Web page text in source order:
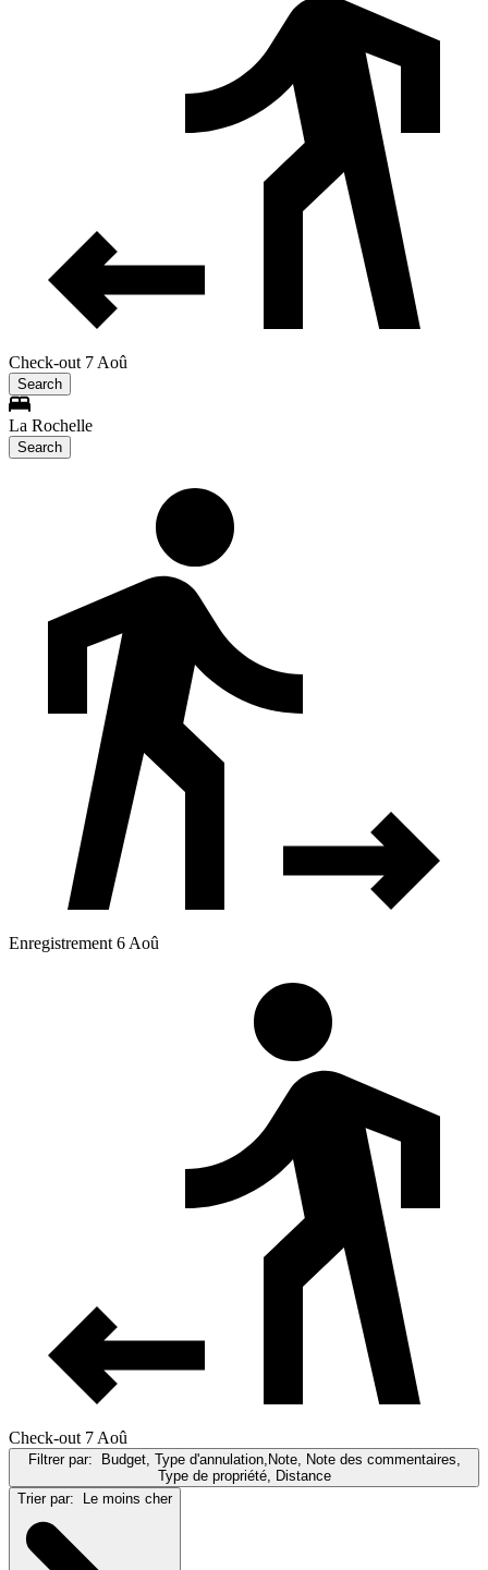
Check-out 7 Aoû
Search
La Rochelle
Search
Enregistrement 6 Aoû
Check-out 7 Aoû
Filtrer par: Budget, Type d'annulation,Note, Note des commentaires,
Type de propriété, Distance
Trier par: Le moins cher